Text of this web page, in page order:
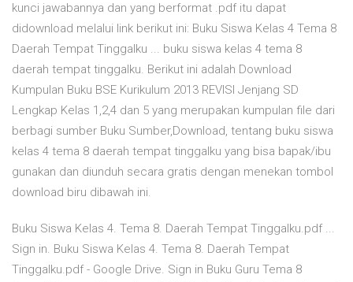
kunci jawabannya dan yang berformat .pdf itu dapat
didownload melalui link berikut ini: Buku Siswa Kelas 4 Tema 8
Daerah Tempat Tinggalku ... buku siswa kelas 4 tema 8
daerah tempat tinggalku. Berikut ini adalah Download
Kumpulan Buku BSE Kurikulum 2013 REVISI Jenjang SD
Lengkap Kelas 1,2,4 dan 5 yang merupakan kumpulan file dari
berbagi sumber Buku Sumber,Download, tentang buku siswa
kelas 4 tema 8 daerah tempat tinggalku yang bisa bapak/ibu
gunakan dan diunduh secara gratis dengan menekan tombol
download biru dibawah ini.
Buku Siswa Kelas 4. Tema 8. Daerah Tempat Tinggalku.pdf ...
Sign in. Buku Siswa Kelas 4. Tema 8. Daerah Tempat
Tinggalku.pdf - Google Drive. Sign in Buku Guru Tema 8